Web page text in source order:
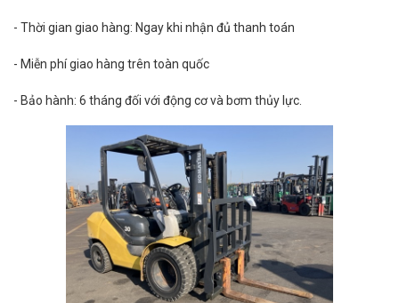
- Thời gian giao hàng: Ngay khi nhận đủ thanh toán
- Miễn phí giao hàng trên toàn quốc
- Bảo hành: 6 tháng đối với động cơ và bơm thủy lực.